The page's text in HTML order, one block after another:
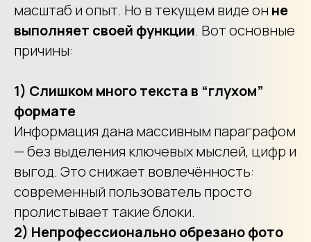
масштаб и опыт. Но в текущем виде он не
выполняет своей функции. Вот основные
причины:
1) Слишком много текста в “глухом”
формате
Информация дана массивным параграфом
— без выделения ключевых мыслей, цифр и
выгод. Это снижает вовлечённость:
современный пользователь просто
пролистывает такие блоки.
2) Непрофессионально обрезано фото